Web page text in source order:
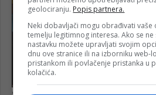
geolociranju. Popis partnera.
Neki dobavljači mogu obrađivati
temelju legitimnog interesa. Ako se ne
nastavku možete upravljati svojim
dnu ove stranice ili na izborniku web-
pristankom ili povlačenje pristanka u
kolačića.